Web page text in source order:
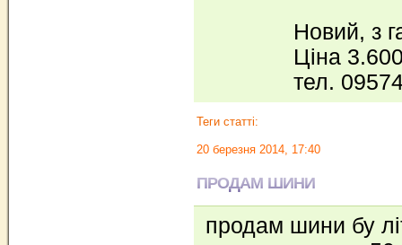
Новий, з
Ціна
тел.
Теги статті:
20 березня 2014, 17:40
ПРОДАМ ШИНИ
продам шини бу